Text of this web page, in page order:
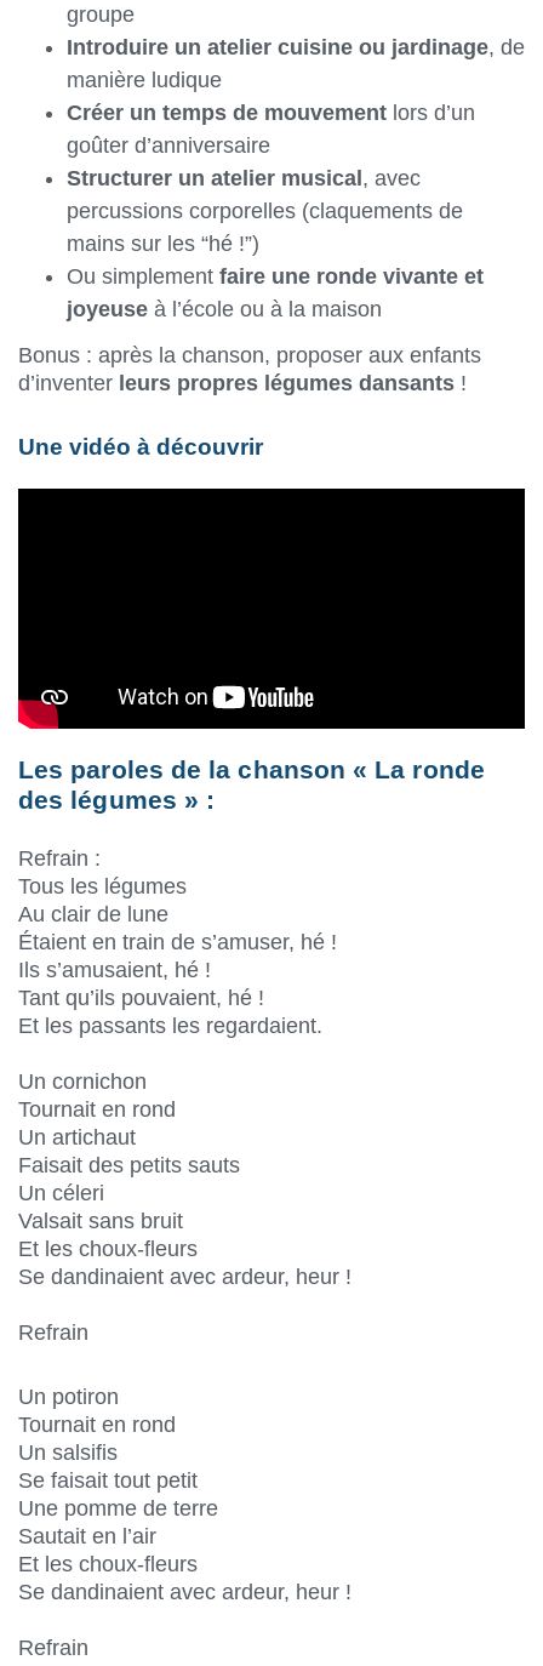
groupe
Introduire un atelier cuisine ou jardinage, de
manière ludique
Créer un temps de mouvement lors d’un
goûter d’anniversaire
Structurer un atelier musical, avec
percussions corporelles (claquements de
mains sur les “hé !”)
Ou simplement faire une ronde vivante et
joyeuse à l’école ou à la maison
Bonus : après la chanson, proposer aux enfants
d’inventer leurs propres légumes dansants !
Une vidéo à découvrir
Les paroles de la chanson « La ronde
des légumes » :
Refrain :
Tous les légumes
Au clair de lune
Étaient en train de s’amuser, hé !
Ils s’amusaient, hé !
Tant qu’ils pouvaient, hé !
Et les passants les regardaient.
Un cornichon
Tournait en rond
Un artichaut
Faisait des petits sauts
Un céleri
Valsait sans bruit
Et les choux-fleurs
Se dandinaient avec ardeur, heur !
Refrain
Un potiron
Tournait en rond
Un salsifis
Se faisait tout petit
Une pomme de terre
Sautait en l’air
Et les choux-fleurs
Se dandinaient avec ardeur, heur !
Refrain